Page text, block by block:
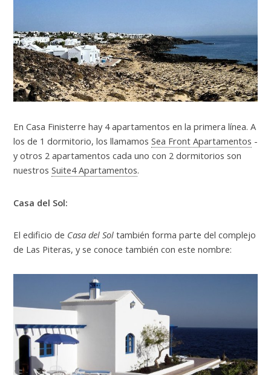
En Casa Finisterre hay 4 apartamentos en la primera línea. A
los de 1 dormitorio, los llamamos Sea Front Apartamentos -
y otros 2 apartamentos cada uno con 2 dormitorios son
nuestros Suite4 Apartamentos.
Casa del Sol:
El edificio de Casa del Sol también forma parte del complejo
de Las Piteras, y se conoce también con este nombre: